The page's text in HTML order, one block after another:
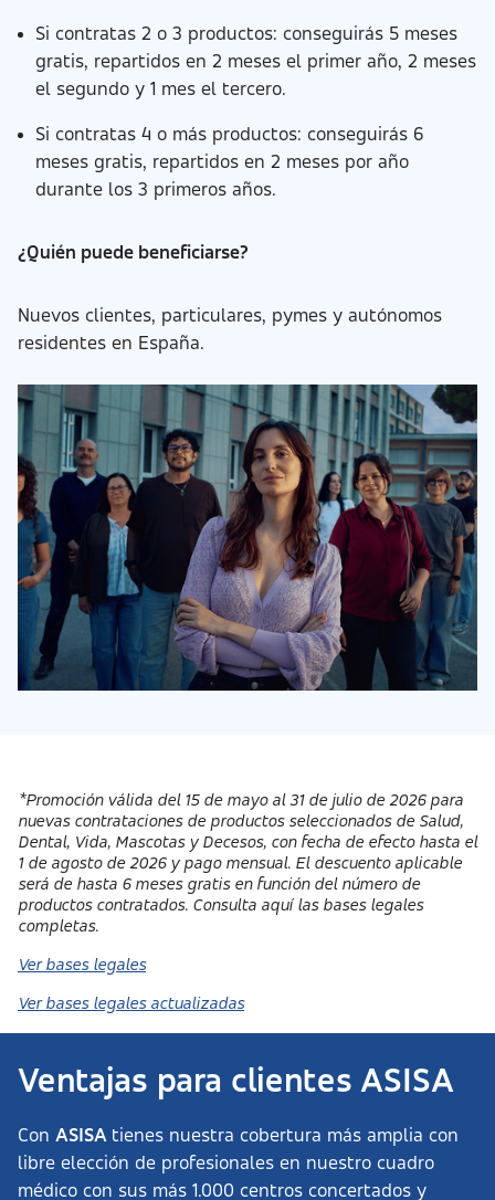
Si contratas 2 o 3 productos: conseguirás 5 meses
gratis, repartidos en 2 meses el primer año, 2 meses
el segundo y 1 mes el tercero.
Si contratas 4 o más productos: conseguirás 6
meses gratis, repartidos en 2 meses por año
durante los 3 primeros años.
¿Quién puede beneficiarse?
Nuevos clientes, particulares, pymes y autónomos
residentes en España.
*Promoción válida del 15 de mayo al 31 de julio de 2026 para
nuevas contrataciones de productos seleccionados de Salud,
Dental, Vida, Mascotas y Decesos, con fecha de efecto hasta el
1 de agosto de 2026 y pago mensual. El descuento aplicable
será de hasta 6 meses gratis en función del número de
productos contratados. Consulta aquí las bases legales
completas.
Ver bases legales
Ver bases legales actualizadas
Ventajas para clientes ASISA
Con ASISA tienes nuestra cobertura más amplia con
libre elección de profesionales en nuestro cuadro
médico con sus más 1.000 centros concertados y